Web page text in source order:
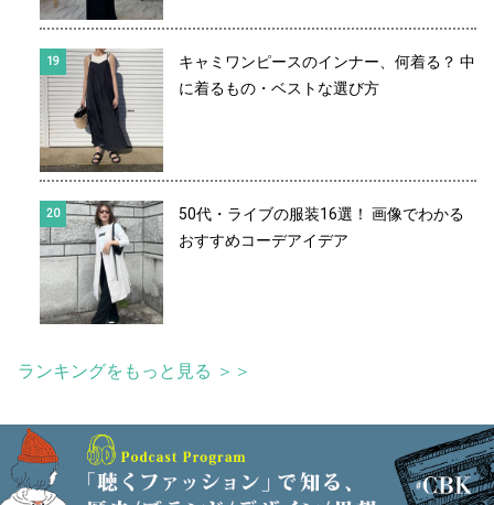
キャミワンピースのインナー、何着る？ 中
に着るもの・ベストな選び方
50代・ライブの服装16選！ 画像でわかる
おすすめコーデアイデア
ランキングをもっと見る ＞＞